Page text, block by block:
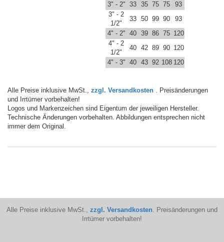
3" - 2" 33 35 75 75
93
3" - 2
1/2"
33 50 99 90
93
4" - 2" 40 39 86 75 120
4" - 2
1/2"
40 42 89 90 120
4" - 3" 40 43 92 108 120
Alle Preise inklusive MwSt., zzgl. Versandkosten . Preisänderungen
und Irrtümer vorbehalten!
Logos und Markenzeichen sind Eigentum der jeweiligen Hersteller.
Technische Änderungen vorbehalten. Abbildungen entsprechen nicht
immer dem Original.
Alle Preise inklusive MwSt., zzgl. Versandkosten. Preisänderungen und
Irrtümer vorbehalten!